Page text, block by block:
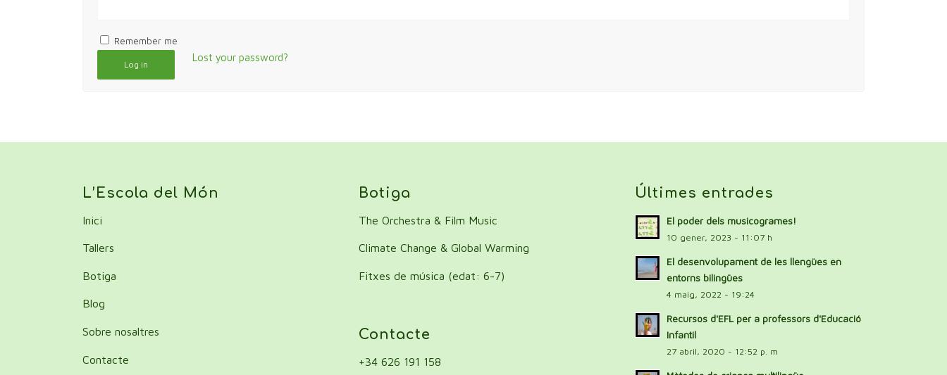
Remember me
Log in
Lost your password?
L’Escola del Món
Inici
Tallers
Botiga
Blog
Sobre nosaltres
Contacte
Botiga
The Orchestra & Film Music
Climate Change & Global Warming
Fitxes de música (edat: 6-7)
Contacte
+34 626 191 158
Últimes entrades
El poder dels musicogrames!
10 gener, 2023 - 11:07 h
El desenvolupament de les llengües en
entorns bilingües
4 maig, 2022 - 19:24
Recursos d'EFL per a professors d'Educació
Infantil
27 abril, 2020 - 12:52 p. m